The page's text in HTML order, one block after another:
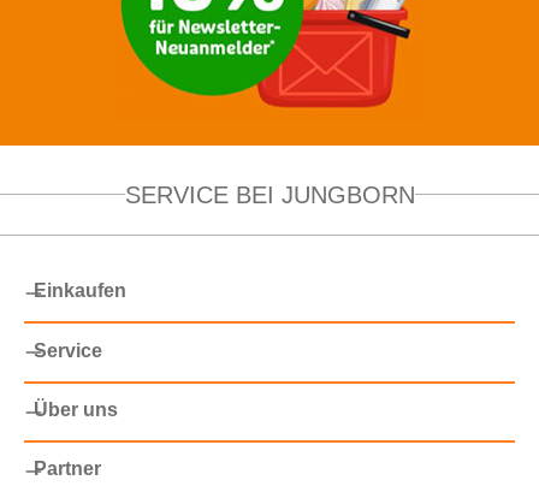
SERVICE BEI JUNGBORN
Einkaufen
Service
Über uns
Partner